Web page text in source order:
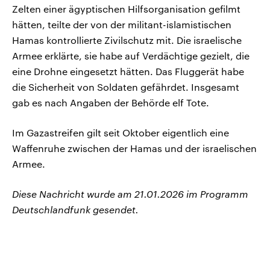
Zelten einer ägyptischen Hilfsorganisation gefilmt
hätten, teilte der von der militant-islamistischen
Hamas kontrollierte Zivilschutz mit. Die israelische
Armee erklärte, sie habe auf Verdächtige gezielt, die
eine Drohne eingesetzt hätten. Das Fluggerät habe
die Sicherheit von Soldaten gefährdet. Insgesamt
gab es nach Angaben der Behörde elf Tote.
Im Gazastreifen gilt seit Oktober eigentlich eine
Waffenruhe zwischen der Hamas und der israelischen
Armee.
Diese Nachricht wurde am 21.01.2026 im Programm
Deutschlandfunk gesendet.